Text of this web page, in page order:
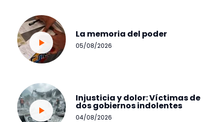
La memoria del poder
05/08/2026
Injusticia y dolor: Víctimas de
dos gobiernos indolentes
04/08/2026